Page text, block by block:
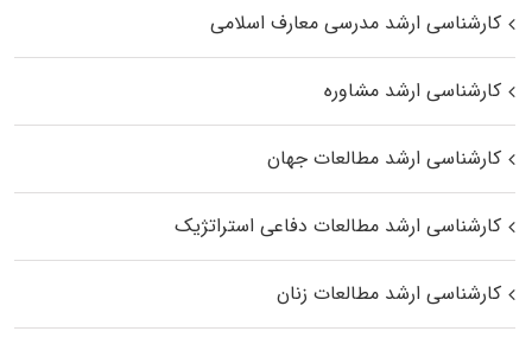
کارشناسی ارشد مدرسی معارف اسلامی
کارشناسی ارشد مشاوره
کارشناسی ارشد مطالعات جهان
کارشناسی ارشد مطالعات دفاعی استراتژیک
کارشناسی ارشد مطالعات زنان